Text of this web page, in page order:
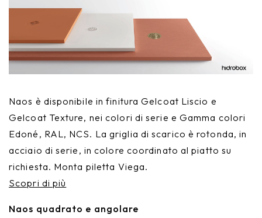
Naos è disponibile in finitura Gelcoat Liscio e
Gelcoat Texture, nei colori di serie e Gamma colori
Edoné, RAL, NCS. La griglia di scarico è rotonda, in
acciaio di serie, in colore coordinato al piatto su
richiesta. Monta piletta Viega.
Scopri di più
Naos quadrato e angolare